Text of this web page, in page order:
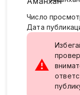
Число
Дата
⚠